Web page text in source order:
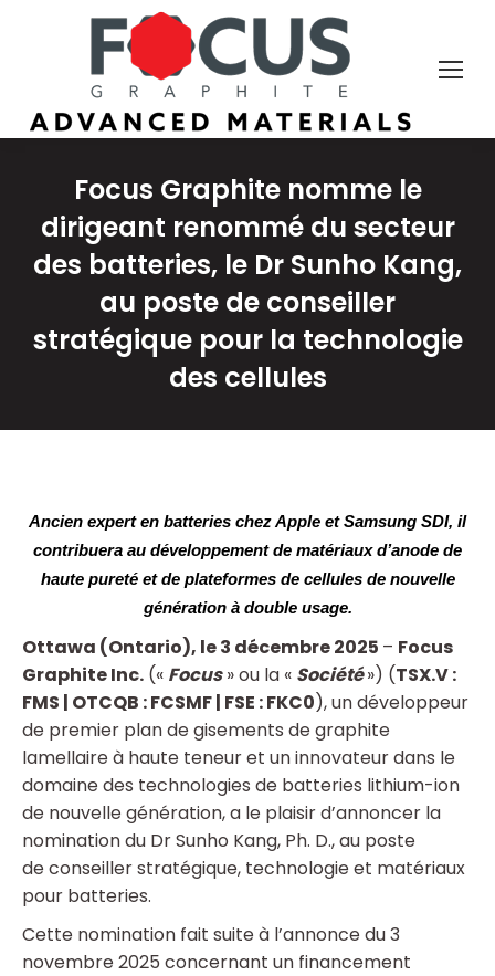
Focus Graphite nomme le
dirigeant renommé du secteur
des batteries, le Dr Sunho Kang,
au poste de conseiller
stratégique pour la technologie
des cellules
Ancien expert en batteries chez Apple et Samsung SDI, il
contribuera au développement de matériaux d’anode de
haute pureté et de plateformes de cellules de nouvelle
génération à double usage.
Ottawa (Ontario), le 3 décembre 2025 – Focus
Graphite Inc. (« Focus» ou la « Société») (TSX.V :
FMS | OTCQB : FCSMF | FSE : FKC0), un développeur
de premier plan de gisements de graphite
lamellaire à haute teneur et un innovateur dans le
domaine des technologies de batteries lithium-ion
de nouvelle génération, a le plaisir d’annoncer la
nomination du Dr Sunho Kang, Ph. D., au poste
de conseiller stratégique, technologie et matériaux
pour batteries.
Cette nomination fait suite à l’annonce du 3
novembre 2025 concernant un financement